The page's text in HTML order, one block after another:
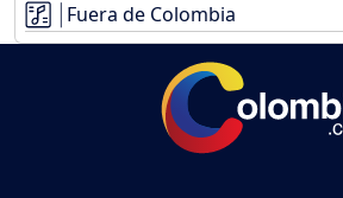
Fuera de Colombia